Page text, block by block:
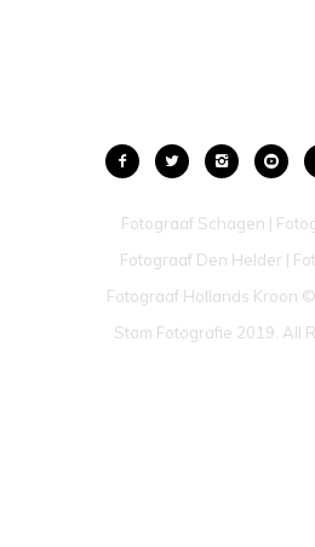
Fotograaf Schagen |
Fotograaf Den Helder |
Fotograaf Hollands Kroon
Stam Fotografie 2019. All